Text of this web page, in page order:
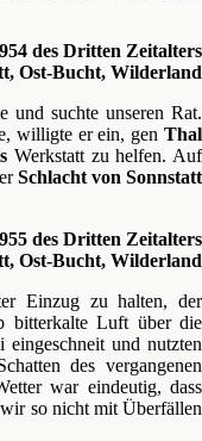
des Dritten Zeitalters
Ost-Bucht, Wilderland
und suchte unseren Rat.
willigte er ein, gen Thal
Werkstatt zu helfen. Auf
Schlacht von Sonnstatt
des Dritten Zeitalters
Ost-Bucht, Wilderland
Einzug zu halten, der
bitterkalte Luft über die
und nutzten
des vergangenen
war eindeutig, dass
so nicht mit Überfällen